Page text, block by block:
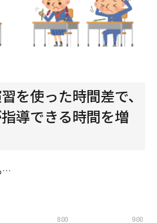
を使った時間差で、
導できる時間を増
…